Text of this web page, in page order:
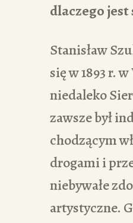
dlaczego jest
Stanisław
się w 1893 r.
niedaleko
zawsze był
chodzącym
drogami i
niebywałe
artystyczne.